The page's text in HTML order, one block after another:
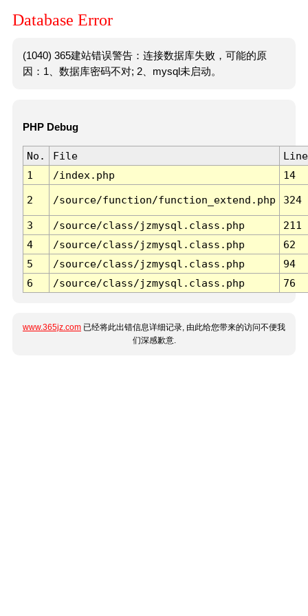
Database Error
(1040) 365建站错误警告：连接数据库失败，可能的原
因：1、数据库密码不对; 2、mysql未启动。
PHP Debug
No. File
Line
1
/index.php 14
2 /source/function/function_extend.php 324
3 /source/class/jzmysql.class.php
211
4
/source/class/jzmysql.class.php
62
5
/source/class/jzmysql.class.php
94
6
/source/class/jzmysql.class.php 76
www.365jz.com 已经将此出错信息详细记录, 由此给您带来的访问不便我
们深感歉意.